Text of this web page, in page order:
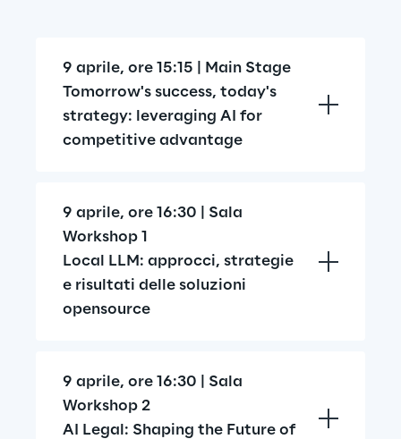
9 aprile, ore 15:15 | Main Stage
Tomorrow's success, today's
strategy: leveraging AI for
competitive advantage
9 aprile, ore 16:30 | Sala
Workshop 1
Local LLM: approcci, strategie
e risultati delle soluzioni
opensource
9 aprile, ore 16:30 | Sala
Workshop 2
AI Legal: Shaping the Future of